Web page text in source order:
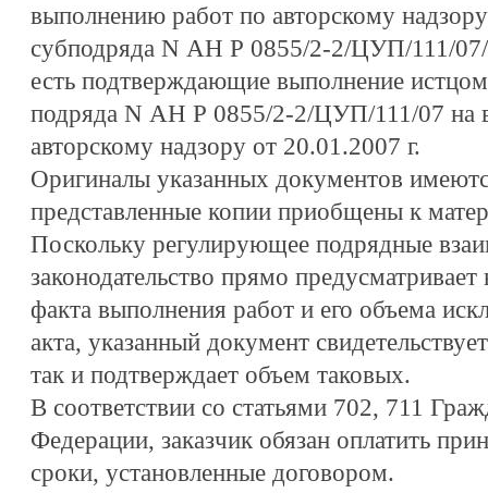
выполнению работ по авторскому
субподряда N АН Р 0855/2-2/ЦУП/111/
есть подтверждающие выполнение истцом
подряда N АН Р 0855/2-2/ЦУП/111/07 на
авторскому надзору от 20.01.2007 г.
Оригиналы указанных документов
представленные копии приобщены к
Поскольку регулирующее подрядные
законодательство прямо
факта выполнения работ и его объема
акта, указанный документ
так и подтверждает объем таковых.
В соответствии со статьями 702, 711
Федерации, заказчик обязан оплатить
сроки, установленные договором.